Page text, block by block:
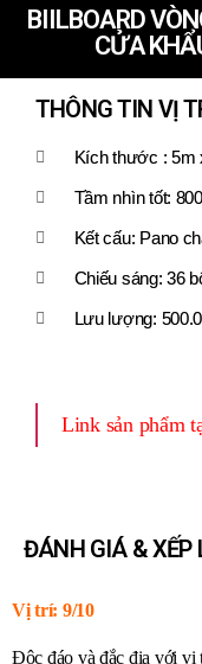
BIILBOARD
CỬA
THÔNG TIN VỊ
Kích thước : 5m
Tầm nhìn tốt:
Kết cấu: Pano
Chiếu sáng: 36
Lưu lượng:
Link sản phẩm
ĐÁNH GIÁ & XẾP
Vị trí: 9/10
Độc đáo và đắc địa với vị